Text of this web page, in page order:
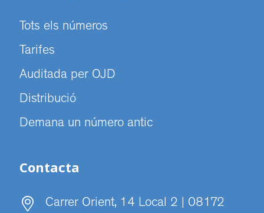
Tots els números
Tarifes
Auditada per OJD
Distribució
Demana un número antic
Contacta
Carrer Orient, 14 Local 2 | 08172